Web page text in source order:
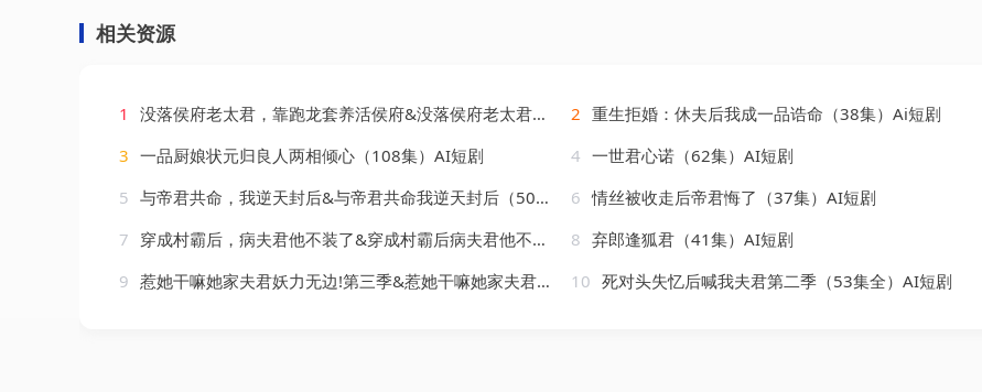
相关资源
1 没落侯府老太君，靠跑龙套养活侯府&没落侯府老太君靠跑龙套养活侯府（30集）AI短剧 2 重生拒婚：休夫后我成一品诰命（38集）Ai短剧
3 一品厨娘状元归良人两相倾心（108集）AI短剧 4 一世君心诺（62集）AI短剧
5 与帝君共命，我逆天封后&与帝君共命我逆天封后（50集）AI短剧 6 情丝被收走后帝君悔了（37集）AI短剧
7 穿成村霸后，病夫君他不装了&穿成村霸后病夫君他不装了（36集）AI短剧 8 弃郎逢狐君（41集）AI短剧
9 惹她干嘛她家夫君妖力无边!第三季&惹她干嘛她家夫君妖力无边第三季（192集）AI短剧 10 死对头失忆后喊我夫君第二季（53集全）AI短剧